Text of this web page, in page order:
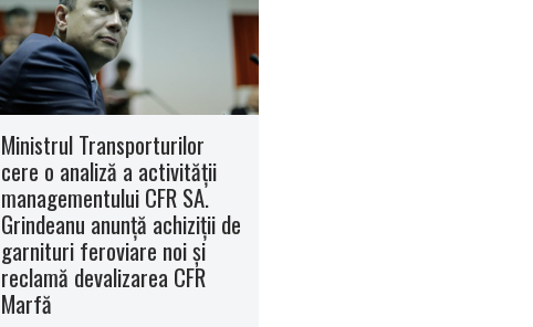
Ministrul Transporturilor
cere o analiză a activităţii
managementului CFR SA.
Grindeanu anunţă achiziţii de
garnituri feroviare noi şi
reclamă devalizarea CFR
Marfă